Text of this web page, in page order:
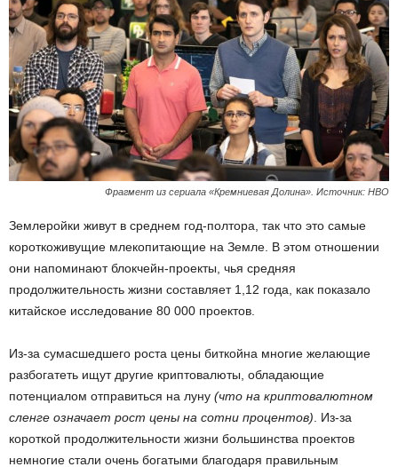
Фрагмент из сериала «Кремниевая Долина». Источник: HBO
Землеройки живут в среднем год-полтора, так что это самые
короткоживущие млекопитающие на Земле. В этом отношении
они напоминают блокчейн-проекты, чья средняя
продолжительность жизни составляет 1,12 года, как показало
китайское исследование 80 000 проектов.
Из-за сумасшедшего роста цены биткойна многие желающие
разбогатеть ищут другие криптовалюты, обладающие
потенциалом отправиться на луну (что на криптовалютном
сленге означает рост цены на сотни процентов) . Из-за
короткой продолжительности жизни большинства проектов
немногие стали очень богатыми благодаря правильным